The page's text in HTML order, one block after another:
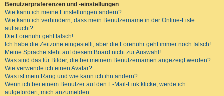
Benutzerpräferenzen und -einstellungen
Wie kann ich meine Einstellungen ändern?
Wie kann ich verhindern, dass mein Benutzername in der Online-Liste
auftaucht?
Die Forenuhr geht falsch!
Ich habe die Zeitzone eingestellt, aber die Forenuhr geht immer noch falsch!
Meine Sprache steht auf diesem Board nicht zur Auswahl!
Was sind das für Bilder, die bei meinem Benutzernamen angezeigt werden?
Wie verwende ich einen Avatar?
Was ist mein Rang und wie kann ich ihn ändern?
Wenn ich bei einem Benutzer auf den E-Mail-Link klicke, werde ich
aufgefordert, mich anzumelden.